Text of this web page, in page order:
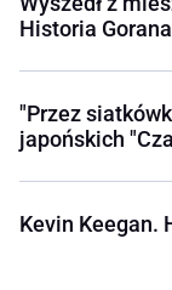
Historia
"Przez
japońskich
Kevin Keegan.